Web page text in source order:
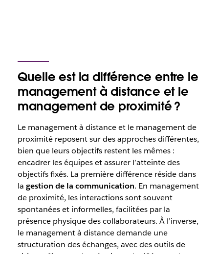
Quelle est la différence entre le
management à distance et le
management de proximité ?
Le management à distance et le management de
proximité reposent sur des approches différentes,
bien que leurs objectifs restent les mêmes :
encadrer les équipes et assurer l’atteinte des
objectifs fixés. La première différence réside dans
la gestion de la communication. En management
de proximité, les interactions sont souvent
spontanées et informelles, facilitées par la
présence physique des collaborateurs. À l’inverse,
le management à distance demande une
structuration des échanges, avec des outils de